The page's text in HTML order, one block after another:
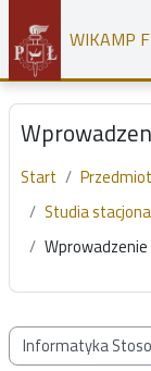
Przejdź do głównej
WIKAMP
Start
Studia
Kategorie